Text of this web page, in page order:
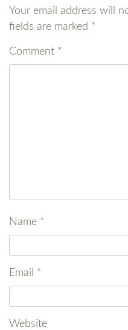
Your email address will
fields are marked *
Comment *
Name *
Email *
Website